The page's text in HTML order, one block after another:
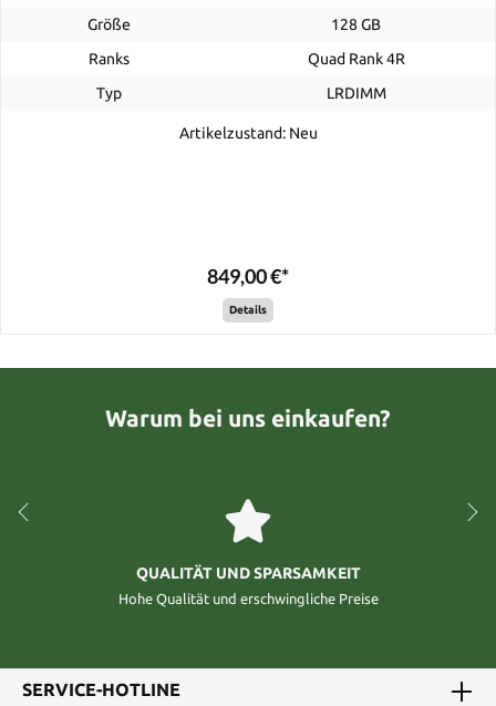
Größe
128 GB
Ranks
Quad Rank 4R
Typ
LRDIMM
Artikelzustand: Neu
849,00 €*
Details
Warum bei uns einkaufen?
QUALITÄT UND SPARSAMKEIT
Hohe Qualität und erschwingliche Preise
SERVICE-HOTLINE